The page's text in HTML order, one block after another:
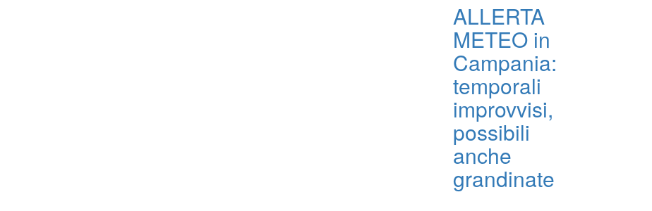
ALLERTA
METEO in
Campania:
temporali
improvvisi,
possibili
anche
grandinate